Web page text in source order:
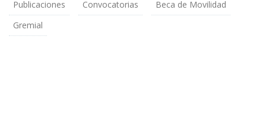
Publicaciones
Convocatorias
Beca de Movilidad
Gremial